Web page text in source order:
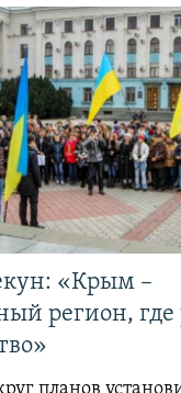
«Крым –
регион,